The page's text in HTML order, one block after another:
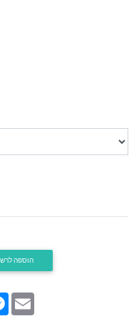
הוספה לרשימת המשאלות שלי
Messenger